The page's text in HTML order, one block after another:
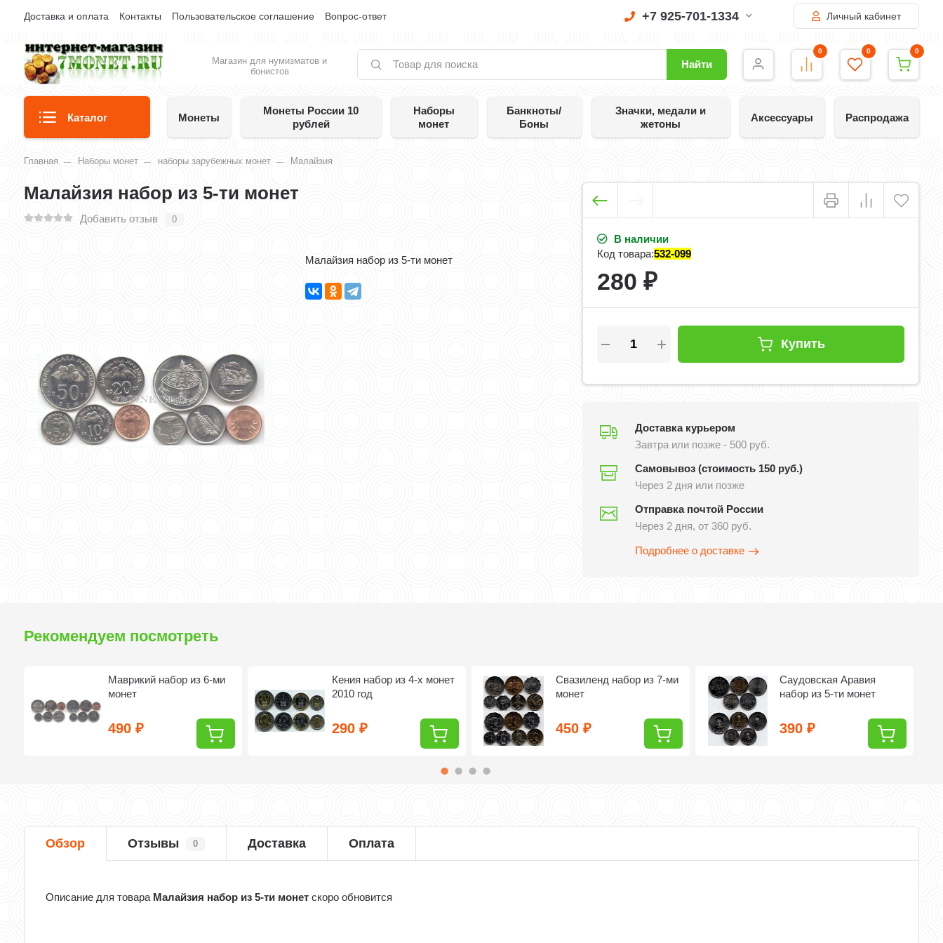
Доставка и оплата Контакты Пользовательское соглашение Вопрос-ответ +7 925-701-1334 Личный кабинет
Магазин для нумизматов и
бонистов
Найти
0 0 0
Каталог Монеты
Монеты России 10
рублей
Наборы
монет
Банкноты/
Боны
Значки, медали и
жетоны
Аксессуары Распродажа
Главная Наборы монет наборы зарубежных монет Малайзия
Малайзия набор из 5-ти монет
Добавить отзыв 0
Малайзия набор из 5-ти монет
В наличии
Код товара:532-099
280 ₽
Купить
Доставка курьером
Завтра или позже - 500 руб.
Самовывоз (стоимость 150 руб.)
Через 2 дня или позже
Отправка почтой России
Через 2 дня, от 360 руб.
Подробнее о доставке
Рекомендуем посмотреть
Маврикий набор из 6-ми
монет
490₽
Кения набор из 4-х монет
2010 год
290₽
Свазиленд набор из 7-ми
монет
450₽
Саудовская Аравия
набор из 5-ти монет
390₽
Обзор Отзывы 0 Доставка Оплата
Описание для товара Малайзия набор из 5-ти монет скоро обновится